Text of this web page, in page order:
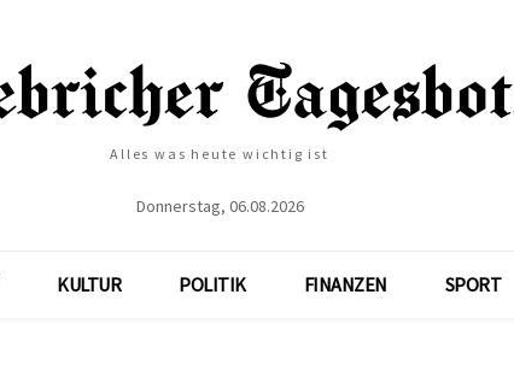
Alles was heute wichtig ist
Donnerstag, 06.08.2026
KULTUR POLITIK FINANZEN SPORT